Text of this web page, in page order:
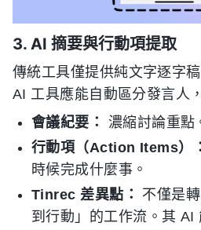
3. AI 摘要與行動項提取
傳統工具僅提供純文字逐字
AI 工具應能自動區分發言人
會議紀要：
濃縮討論重點
行動項（Action Items）：
時候完成什麼事。
Tinrec 差異點：
不僅是
到行動」的工作流。其 AI